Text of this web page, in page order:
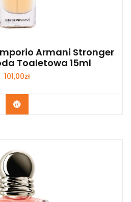
Armani Stronger
Toaletowa 15ml
101,00zł
Zobacz